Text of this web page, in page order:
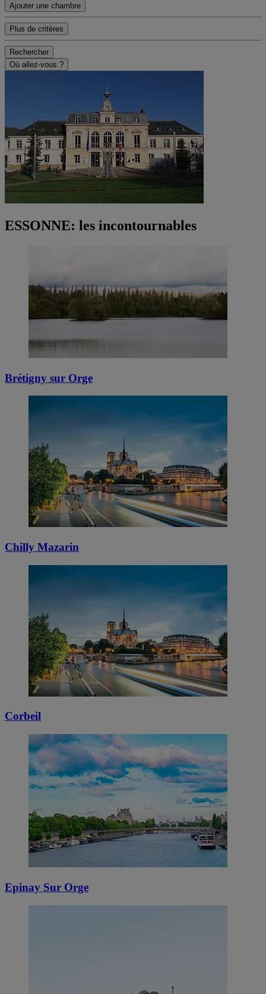
Ajouter une chambre
Plus de critères
Rechercher
Où allez-vous ?
ESSONNE: les incontournables
Brétigny sur Orge
Chilly Mazarin
Corbeil
Epinay Sur Orge